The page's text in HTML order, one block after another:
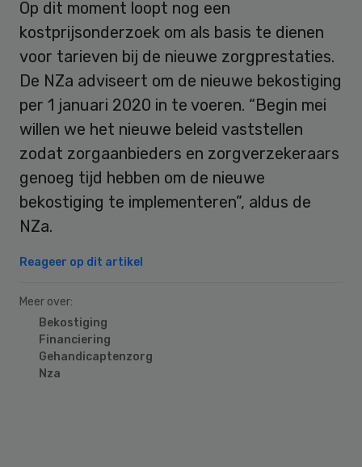
Op dit moment loopt nog een
kostprijsonderzoek om als basis te dienen
voor tarieven bij de nieuwe zorgprestaties.
De NZa adviseert om de nieuwe bekostiging
per 1 januari 2020 in te voeren. “Begin mei
willen we het nieuwe beleid vaststellen
zodat zorgaanbieders en zorgverzekeraars
genoeg tijd hebben om de nieuwe
bekostiging te implementeren”, aldus de
NZa.
Reageer op dit artikel
Meer over:
Bekostiging
Financiering
Gehandicaptenzorg
Nza